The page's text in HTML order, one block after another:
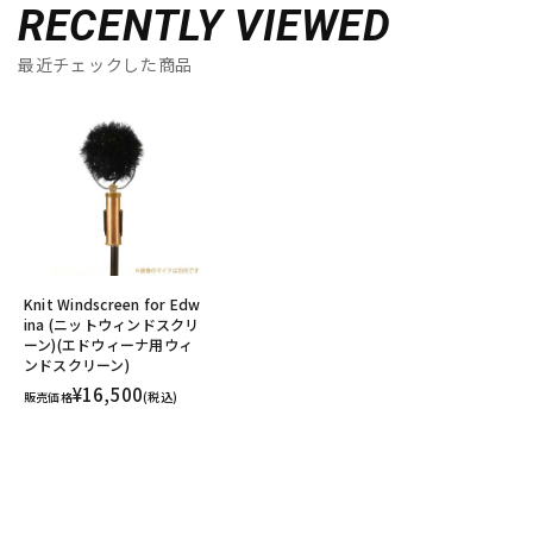
RECENTLY VIEWED
最近チェックした商品
Knit Windscreen for Edw
ina (ニットウィンドスクリ
ーン)(エドウィーナ用ウィ
ンドスクリーン)
販売価格¥16,500(税込)